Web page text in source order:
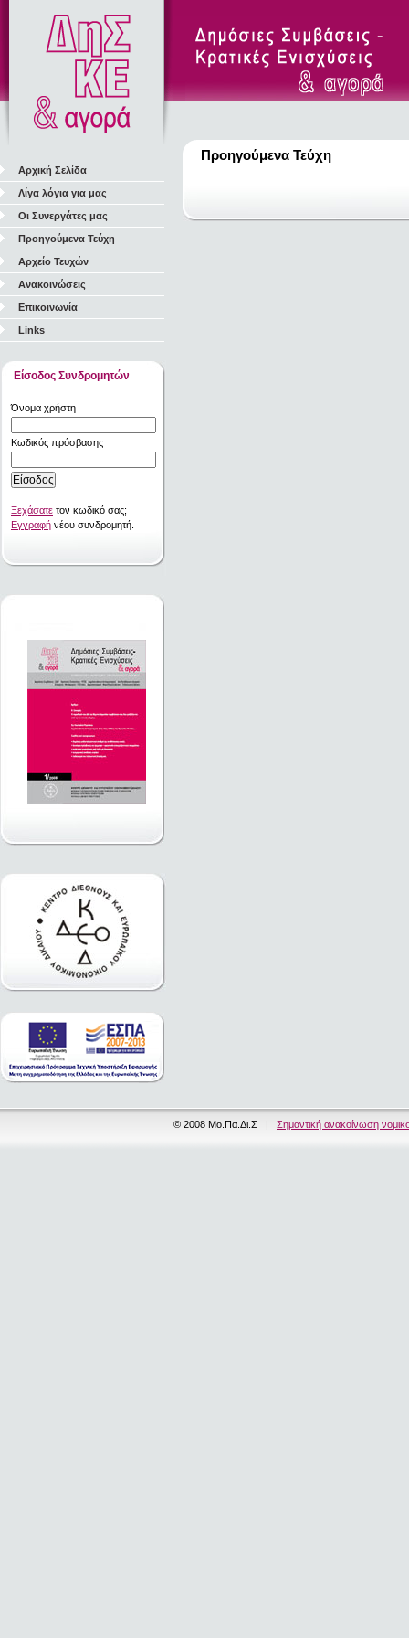
Αρχική Σελίδα
Λίγα λόγια για μας
Οι Συνεργάτες μας
Προηγούμενα Τεύχη
Αρχείο Τευχών
Ανακοινώσεις
Επικοινωνία
Links
Είσοδος Συνδρομητών
Όνομα χρήστη
Κωδικός πρόσβασης
Ξεχάσατε τον κωδικό σας;
Εγγραφή νέου συνδρομητή.
Προηγούμενα Τεύχη
© 2008 Μο.Πα.Δι.Σ | Σημαντική ανακοίνωση